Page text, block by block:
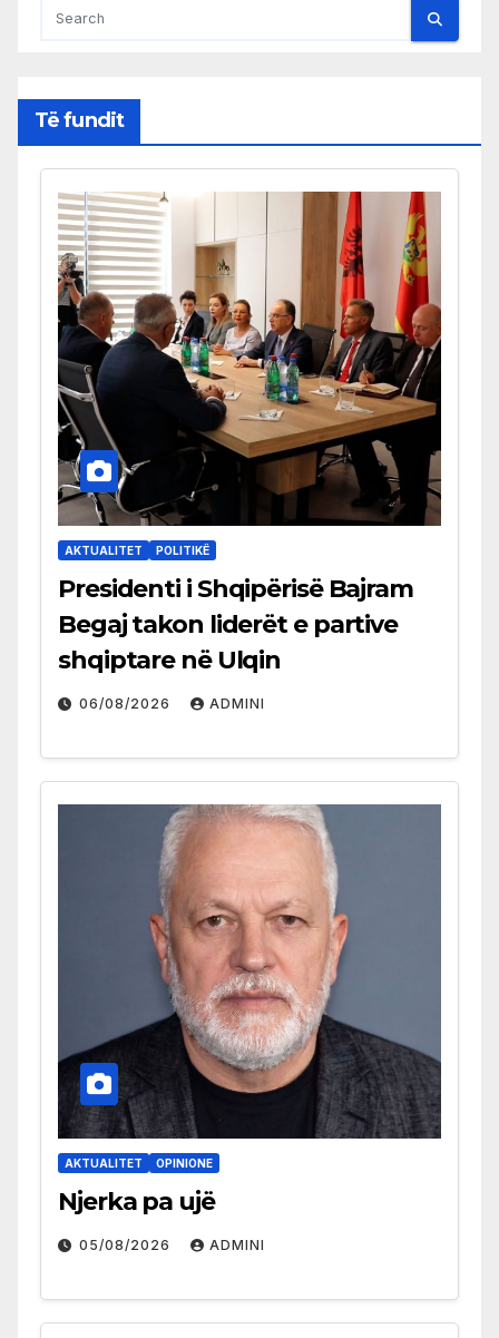
Të fundit
AKTUALITET POLITIKË
Presidenti i Shqipërisë Bajram
Begaj takon liderët e partive
shqiptare në Ulqin
06/08/2026 ADMINI
AKTUALITET OPINIONE
Njerka pa ujë
05/08/2026 ADMINI